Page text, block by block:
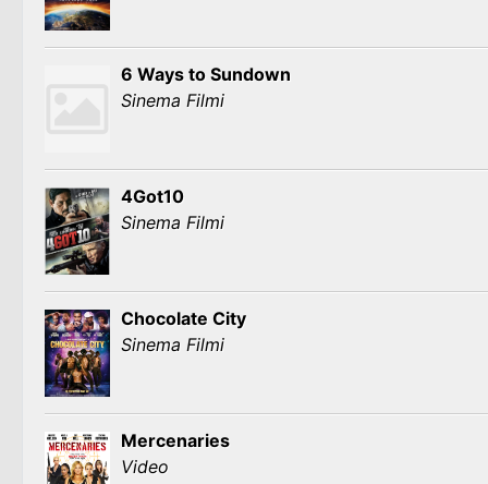
6 Ways to Sundown
Sinema Filmi
4Got10
Sinema Filmi
Chocolate City
Sinema Filmi
Mercenaries
Video